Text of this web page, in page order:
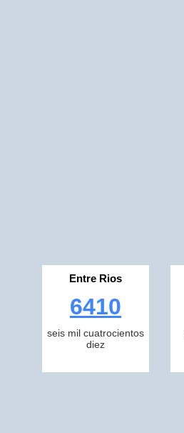
Entre Rios
6410
seis mil cuatrocientos
diez